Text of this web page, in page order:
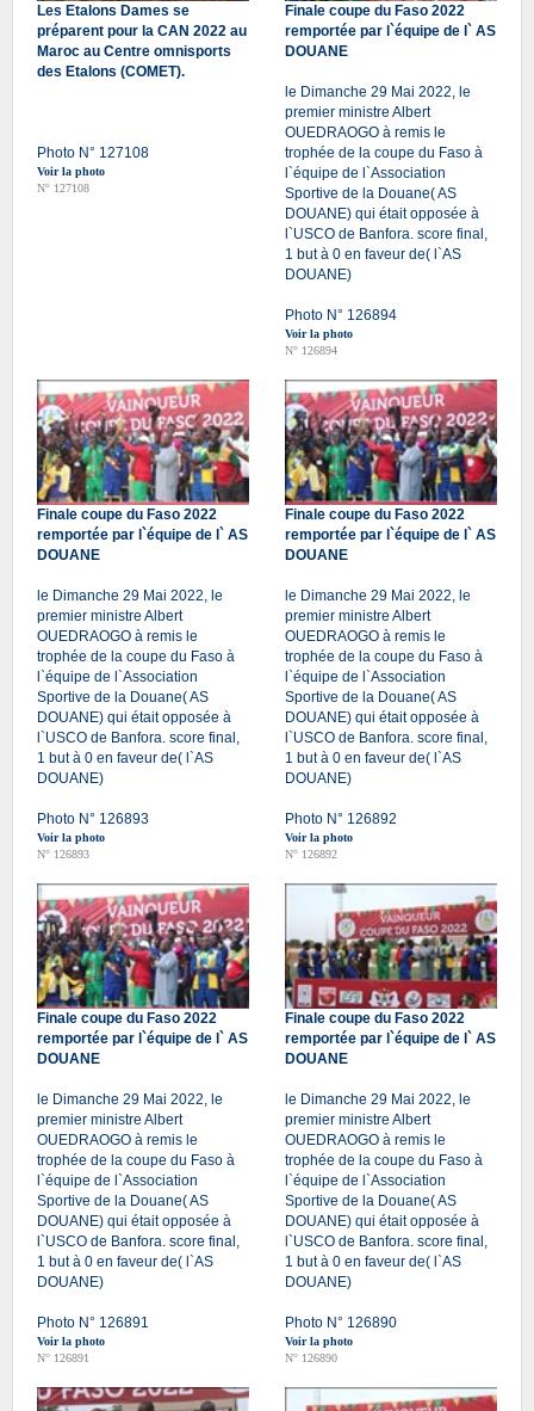
Les Etalons Dames se
préparent pour la CAN 2022 au
Maroc au Centre omnisports
des Etalons (COMET).
Photo N° 127108
Voir la photo
N° 127108
Finale coupe du Faso 2022
remportée par l`équipe de l` AS
DOUANE
le Dimanche 29 Mai 2022, le
premier ministre Albert
OUEDRAOGO à remis le
trophée de la coupe du Faso à
l`équipe de l`Association
Sportive de la Douane( AS
DOUANE) qui était opposée à
l`USCO de Banfora. score final,
1 but à 0 en faveur de( l`AS
DOUANE)
Photo N° 126894
Voir la photo
N° 126894
Finale coupe du Faso 2022
remportée par l`équipe de l` AS
DOUANE
le Dimanche 29 Mai 2022, le
premier ministre Albert
OUEDRAOGO à remis le
trophée de la coupe du Faso à
l`équipe de l`Association
Sportive de la Douane( AS
DOUANE) qui était opposée à
l`USCO de Banfora. score final,
1 but à 0 en faveur de( l`AS
DOUANE)
Photo N° 126893
Voir la photo
N° 126893
Finale coupe du Faso 2022
remportée par l`équipe de l` AS
DOUANE
le Dimanche 29 Mai 2022, le
premier ministre Albert
OUEDRAOGO à remis le
trophée de la coupe du Faso à
l`équipe de l`Association
Sportive de la Douane( AS
DOUANE) qui était opposée à
l`USCO de Banfora. score final,
1 but à 0 en faveur de( l`AS
DOUANE)
Photo N° 126892
Voir la photo
N° 126892
Finale coupe du Faso 2022
remportée par l`équipe de l` AS
DOUANE
le Dimanche 29 Mai 2022, le
premier ministre Albert
OUEDRAOGO à remis le
trophée de la coupe du Faso à
l`équipe de l`Association
Sportive de la Douane( AS
DOUANE) qui était opposée à
l`USCO de Banfora. score final,
1 but à 0 en faveur de( l`AS
DOUANE)
Photo N° 126891
Voir la photo
N° 126891
Finale coupe du Faso 2022
remportée par l`équipe de l` AS
DOUANE
le Dimanche 29 Mai 2022, le
premier ministre Albert
OUEDRAOGO à remis le
trophée de la coupe du Faso à
l`équipe de l`Association
Sportive de la Douane( AS
DOUANE) qui était opposée à
l`USCO de Banfora. score final,
1 but à 0 en faveur de( l`AS
DOUANE)
Photo N° 126890
Voir la photo
N° 126890